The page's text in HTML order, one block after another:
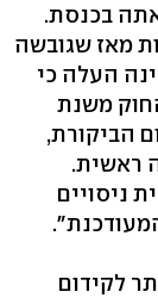
שנים להעלאתה בכנסת.
מאז שגובשה
המדינה העלה כי
משנת
הביקורת,
ראשית.
ניסויים
לקידום